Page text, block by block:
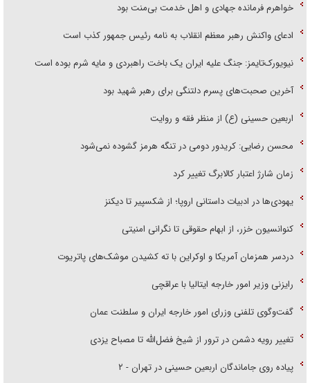
خواهرم فرمانده جهادی و اهل خدمت بی‌منت بود
ادعای واکنش رهبر معظم انقلاب به نامه رئیس جمهور کذب است
نیویورک‌تایمز: جنگ علیه ایران یک باخت راهبردی و مایه شرم بوده است
آخرین صحبت‌های پسرم دلتنگی برای رهبر شهید بود
اربعین حسینی (ع) از منظر فقه و روایت
محسن رضایی: کریدور دومی در تنگه هرمز گشوده نمی‌شود
زمان شارژ اعتبار کالابرگ تغییر کرد
یهودی‌ها در ادبیات داستانی اروپا؛ از شکسپیر تا دیکنز
کنوانسیون خزر، از ابهام حقوقی تا نگرانی امنیتی
دردسر همزمان آمریکا و اوکراین با ته کشیدن موشک‌های پاتریوت
رایزنی وزیر امور خارجه ایتالیا با عراقچی
گفت‌وگوی تلفنی وزرای امور خارجه ایران و سلطنت عمان
تغییر رویه دشمن در ترور از شیخ فضل‌الله تا مصباح یزدی
پیاده روی جاماندگان اربعین حسینی در تهران - ۲